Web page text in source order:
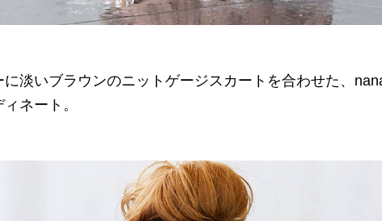
淡いブラウンのニットゲージスカートを合わせた、
ネート。